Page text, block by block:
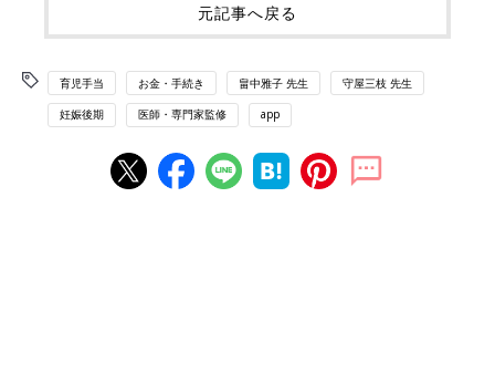
元記事へ戻る
育児手当 お金・手続き 畠中雅子 先生 守屋三枝 先生
妊娠後期 医師・専門家監修 app